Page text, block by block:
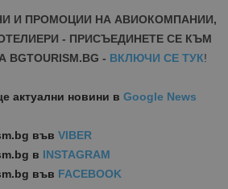
И ПРОМОЦИИ НА АВИОКОМПАНИИ,
- ПРИСЪЕДИНЕТЕ СЕ КЪМ
- ВКЛЮЧИ СЕ ТУК!
актуални новини в Google News
във VIBER
в INSTAGRAM
във FACEBOOK